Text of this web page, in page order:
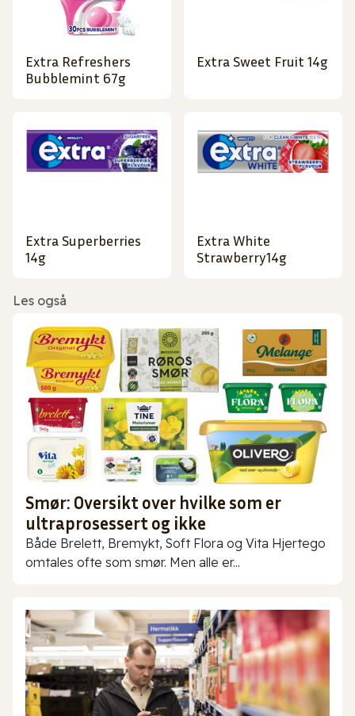
Extra Refreshers
Bubblemint 67g
Extra Sweet Fruit 14g
Extra Superberries
14g
Extra White
Strawberry14g
Les også
Smør: Oversikt over hvilke som er
ultraprosessert og ikke
Både Brelett, Bremykt, Soft Flora og Vita Hjertego
omtales ofte som smør. Men alle er...